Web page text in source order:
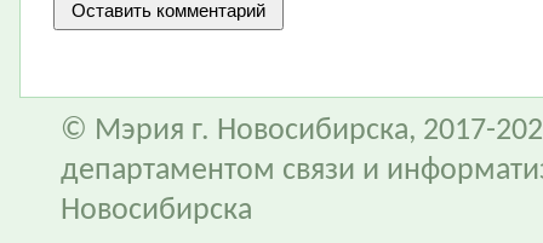
© Мэрия г. Новосибирска, 2017-
департаментом связи и
Новосибирска